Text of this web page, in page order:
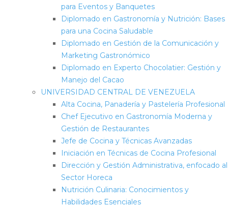
para Eventos y Banquetes
Diplomado en Gastronomía y Nutrición: Bases
para una Cocina Saludable
Diplomado en Gestión de la Comunicación y
Marketing Gastronómico
Diplomado en Experto Chocolatier: Gestión y
Manejo del Cacao
UNIVERSIDAD CENTRAL DE VENEZUELA
Alta Cocina, Panadería y Pastelería Profesional
Chef Ejecutivo en Gastronomía Moderna y
Gestión de Restaurantes
Jefe de Cocina y Técnicas Avanzadas
Iniciación en Técnicas de Cocina Profesional
Dirección y Gestión Administrativa, enfocado al
Sector Horeca
Nutrición Culinaria: Conocimientos y
Habilidades Esenciales